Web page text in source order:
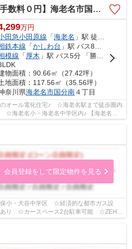
０円】海老名市国分南4丁目 中古一戸建て
万円
田急小田原線 「海老名 」駅 徒歩19分
鉄本線 「かしわ台 」駅 バス8分 「東国分」 停歩7分
模線 「厚木 」駅 バス5分 「勝瀬（神奈川県）」 停歩13分
物面積：90.66㎡（27.42坪）
地面積：117.56㎡（35.56坪）
奈川県海老名市国分南４丁目
のオール電化住宅♪ ☆海老名駅まで徒歩圏内
海老名小・海老名中学区内♪ 【海老名市
ングボイスにお任せ下...
会員登録をして限定物件を見る
保小・大谷中学区 ☆経済的な都市ガス設
り ☆カースペース2台駐車可能 ☆ZEH水
スペースあり ☆地震に強い...